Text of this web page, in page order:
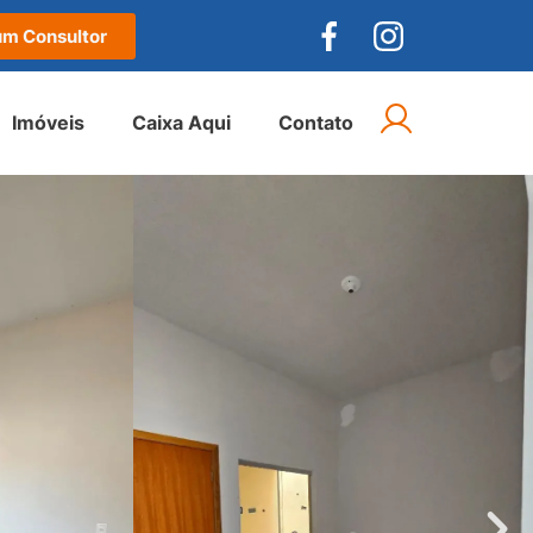
Consultor
Imóveis Caixa Aqui Contato